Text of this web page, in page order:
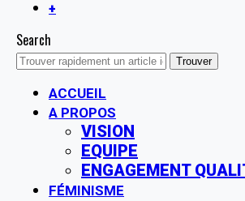
+
Search
ACCUEIL
A PROPOS
VISION
EQUIPE
ENGAGEMENT
FÉMINISME